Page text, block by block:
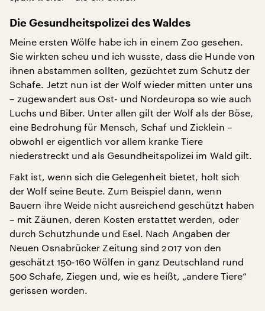
Die Gesundheitspolizei des Waldes
Meine ersten Wölfe habe ich in einem Zoo gesehen.
Sie wirkten scheu und ich wusste, dass die Hunde von
ihnen abstammen sollten, gezüchtet zum Schutz der
Schafe. Jetzt nun ist der Wolf wieder mitten unter uns
– zugewandert aus Ost- und Nordeuropa so wie auch
Luchs und Biber. Unter allen gilt der Wolf als der Böse,
eine Bedrohung für Mensch, Schaf und Zicklein –
obwohl er eigentlich vor allem kranke Tiere
niederstreckt und als Gesundheitspolizei im Wald gilt.
Fakt ist, wenn sich die Gelegenheit bietet, holt sich
der Wolf seine Beute. Zum Beispiel dann, wenn
Bauern ihre Weide nicht ausreichend geschützt haben
– mit Zäunen, deren Kosten erstattet werden, oder
durch Schutzhunde und Esel. Nach Angaben der
Neuen Osnabrücker Zeitung sind 2017 von den
geschätzt 150-160 Wölfen in ganz Deutschland rund
500 Schafe, Ziegen und, wie es heißt, „andere Tiere“
gerissen worden.